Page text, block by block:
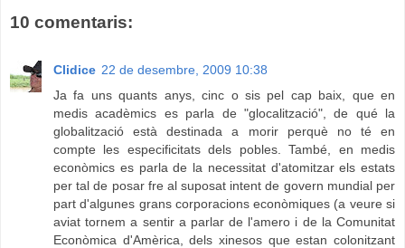
10 comentaris:
Clidice 22 de desembre, 2009 10:38
Ja fa uns quants anys, cinc o sis pel cap baix, que en
medis acadèmics es parla de "glocalització", de qué la
globalització està destinada a morir perquè no té en
compte les especificitats dels pobles. També, en medis
econòmics es parla de la necessitat d'atomitzar els estats
per tal de posar fre al suposat intent de govern mundial per
part d'algunes grans corporacions econòmiques (a veure si
aviat tornem a sentir a parlar de l'amero i de la Comunitat
Econòmica d'Amèrica, dels xinesos que estan colonitzant